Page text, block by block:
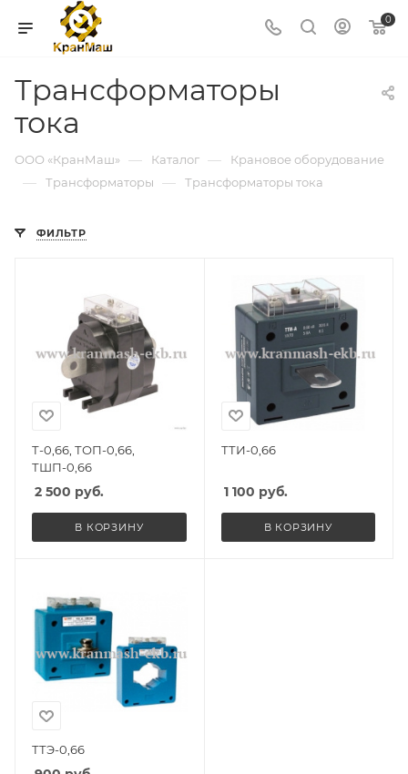
0
Трансформаторы
тока
ООО «КранМаш» — Каталог — Крановое оборудование
— Трансформаторы — Трансформаторы тока
ФИЛЬТР
Т-0,66, ТОП-0,66,
ТШП-0,66
2 500 руб.
В КОРЗИНУ
ТТИ-0,66
1 100 руб.
В КОРЗИНУ
ТТЭ-0,66